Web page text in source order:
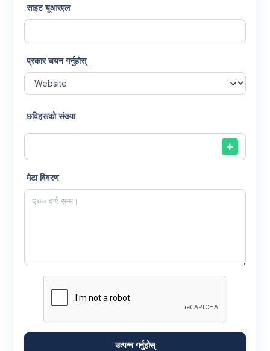
साइट यूआरएल
प्रकार चयन गर्नुहोस्
छविहरूको संख्या
मेटा विवरण
उत्पन्न गर्नुहोस्